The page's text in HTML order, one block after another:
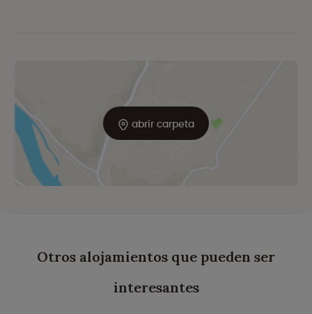
abrir carpeta
Otros alojamientos que pueden ser
interesantes